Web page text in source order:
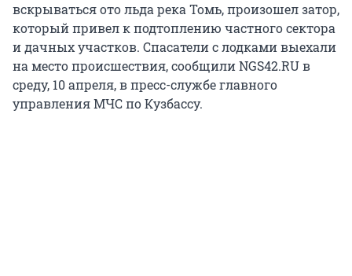
вскрываться ото льда река Томь, произошел затор,
который привел к подтоплению частного сектора
и дачных участков. Спасатели с лодками выехали
на место происшествия, сообщили NGS42.RU в
среду, 10 апреля, в пресс-службе главного
управления МЧС по Кузбассу.